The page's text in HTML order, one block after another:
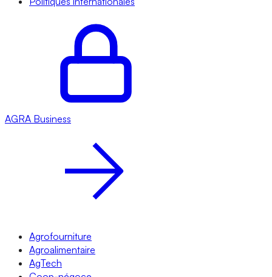
AGRA Business
Agrofourniture
Agroalimentaire
AgTech